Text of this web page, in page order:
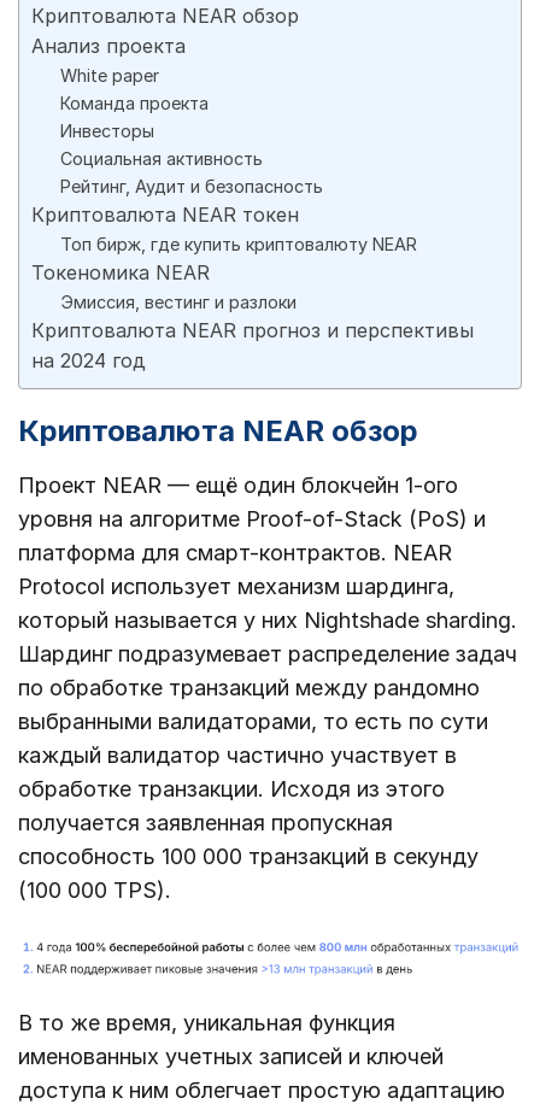
Криптовалюта NEAR обзор
Анализ проекта
White paper
Команда проекта
Инвесторы
Социальная активность
Рейтинг, Аудит и безопасность
Криптовалюта NEAR токен
Топ бирж, где купить криптовалюту NEAR
Токеномика NEAR
Эмиссия, вестинг и разлоки
Криптовалюта NEAR прогноз и перспективы
на 2024 год
Криптовалюта NEAR обзор
Проект NEAR — ещё один блокчейн 1-ого
уровня на алгоритме Proof-of-Stack (PoS) и
платформа для смарт-контрактов. NEAR
Protocol использует механизм шардинга,
который называется у них Nightshade sharding.
Шардинг подразумевает распределение задач
по обработке транзакций между рандомно
выбранными валидаторами, то есть по сути
каждый валидатор частично участвует в
обработке транзакции. Исходя из этого
получается заявленная пропускная
способность 100 000 транзакций в секунду
(100 000 TPS).
В то же время, уникальная функция
именованных учетных записей и ключей
доступа к ним облегчает простую адаптацию